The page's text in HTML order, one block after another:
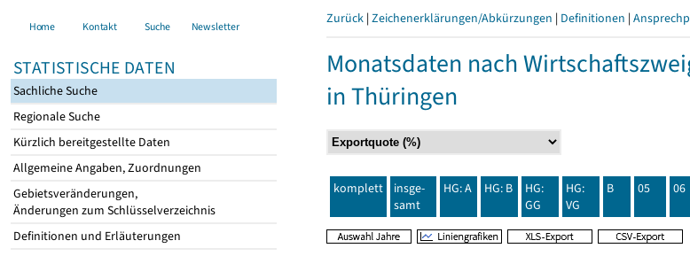
Home Kontakt Suche Newsletter
STATISTISCHE DATEN
Sachliche Suche
Regionale Suche
Kürzlich bereitgestellte Daten
Allgemeine Angaben, Zuordnungen
Gebietsveränderungen,
Änderungen zum Schlüsselverzeichnis
Definitionen und Erläuterungen
Zurück | Zeichenerklärungen/Abkürzungen | Definitionen |
Monatsdaten nach
in Thüringen
komplett
insge-
samt
HG: A HG: B
HG:
GG
HG:
VG
B 05 06